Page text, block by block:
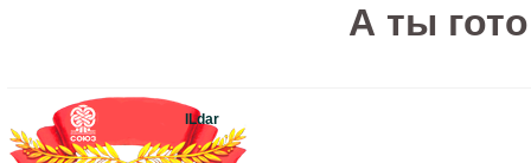
А ты
ILdar